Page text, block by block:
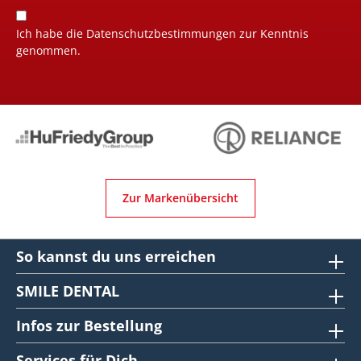
Ich habe die Datenschutzbestimmungen zur Kenntnis
genommen.
Zur Markenübersicht
So kannst du uns erreichen
SMILE DENTAL
Infos zur Bestellung